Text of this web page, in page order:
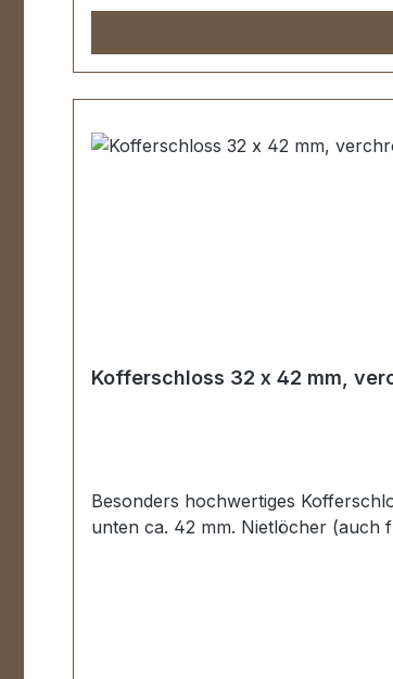
Kofferschloss 32 x 42 mm,
Besonders hochwertiges
unten ca. 42 mm. Nietlöcher (auch